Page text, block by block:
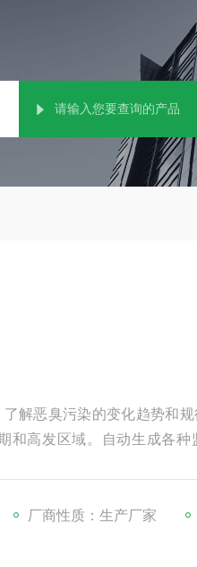
解恶臭污染的变化趋势和
和高发区域。自动生成各
厂商性质：生产厂家